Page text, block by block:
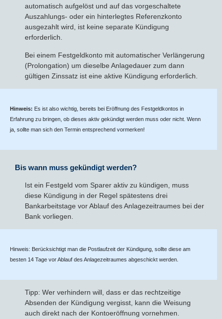
automatisch aufgelöst und auf das vorgeschaltete
Auszahlungs- oder ein hinterlegtes Referenzkonto
ausgezahlt wird, ist keine separate Kündigung
erforderlich.
Bei einem Festgeldkonto mit automatischer Verlängerung
(Prolongation) um dieselbe Anlagedauer zum dann
gültigen Zinssatz ist eine aktive Kündigung erforderlich.
Hinweis: Es ist also wichtig, bereits bei Eröffnung des Festgeldkontos in
Erfahrung zu bringen, ob dieses aktiv gekündigt werden muss oder nicht. Wenn
ja, sollte man sich den Termin entsprechend vormerken!
Bis wann muss gekündigt werden?
Ist ein Festgeld vom Sparer aktiv zu kündigen, muss
diese Kündigung in der Regel spätestens drei
Bankarbeitstage vor Ablauf des Anlagezeitraumes bei der
Bank vorliegen.
Hinweis: Berücksichtigt man die Postlaufzeit der Kündigung, sollte diese am
besten 14 Tage vor Ablauf des Anlagezeitraumes abgeschickt werden.
Tipp: Wer verhindern will, dass er das rechtzeitige
Absenden der Kündigung vergisst, kann die Weisung
auch direkt nach der Kontoeröffnung vornehmen.